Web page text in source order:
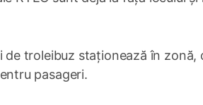
troleibuz staționează în zonă,
pasageri.